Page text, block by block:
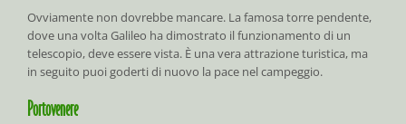
Ovviamente non dovrebbe mancare. La famosa torre pendente,
dove una volta Galileo ha dimostrato il funzionamento di un
telescopio, deve essere vista. È una vera attrazione turistica, ma
in seguito puoi goderti di nuovo la pace nel campeggio.
Portovenere